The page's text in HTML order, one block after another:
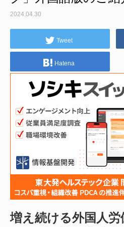
2024.04.30
Tweet
Hatena
増え続ける外国人